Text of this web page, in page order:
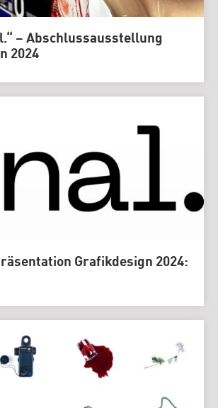
– Abschlussausstellung
2024
Grafikdesign 2024: